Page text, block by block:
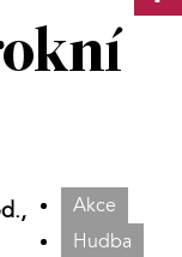
Akce
Hudba